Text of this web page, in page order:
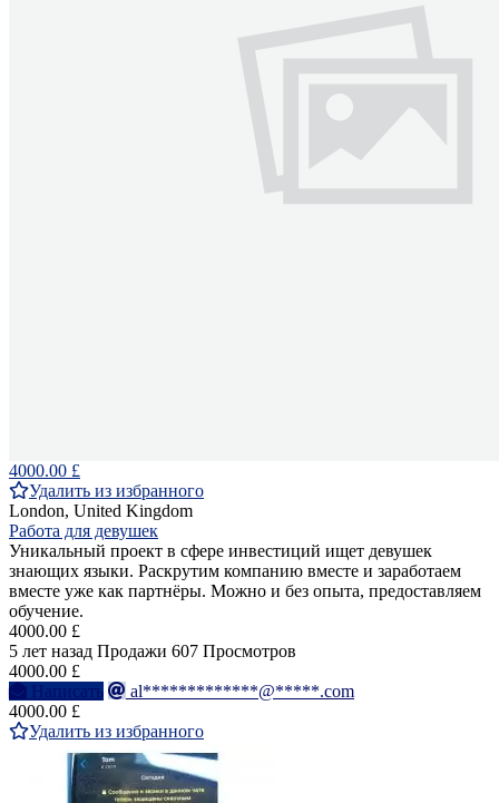
4000.00 £
Удалить из избранного
London, United Kingdom
Работа для девушек
Уникальный проект в сфере инвестиций ищет девушек
знающих языки. Раскрутим компанию вместе и заработаем
вместе уже как партнёры. Можно и без опыта, предоставляем
обучение.
4000.00 £
5 лет назад Продажи 607 Просмотров
4000.00 £
Написать
al*************@*****.com
4000.00 £
Удалить из избранного